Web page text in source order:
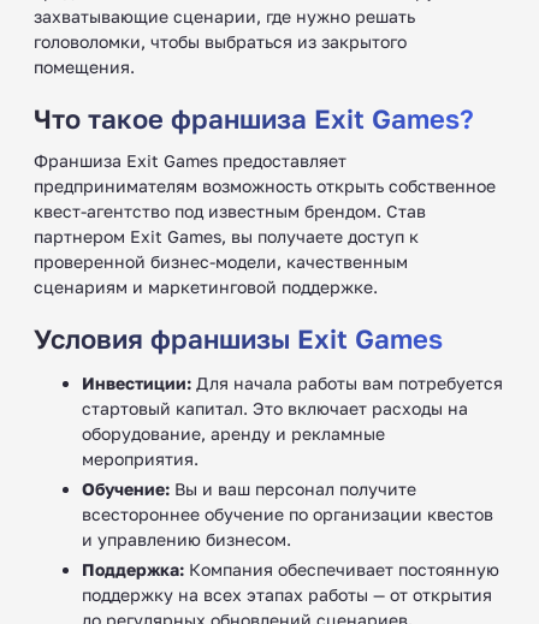
захватывающие сценарии, где нужно решать
головоломки, чтобы выбраться из закрытого
помещения.
Что такое франшиза Exit Games?
Франшиза Exit Games предоставляет
предпринимателям возможность открыть собственное
квест-агентство под известным брендом. Став
партнером Exit Games, вы получаете доступ к
проверенной бизнес-модели, качественным
сценариям и маркетинговой поддержке.
Условия франшизы Exit Games
Инвестиции: Для начала работы вам потребуется
стартовый капитал. Это включает расходы на
оборудование, аренду и рекламные
мероприятия.
Обучение: Вы и ваш персонал получите
всестороннее обучение по организации квестов
и управлению бизнесом.
Поддержка: Компания обеспечивает постоянную
поддержку на всех этапах работы — от открытия
до регулярных обновлений сценариев.